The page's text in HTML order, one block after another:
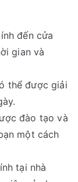
đến cửa
gian và
thể được giải
đào tạo và
một cách
tại nhà